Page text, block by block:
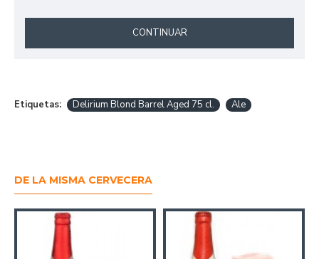
CONTINUAR
Etiquetas: Delirium Blond Barrel Aged 75 cl. Ale
DE LA MISMA CERVECERA